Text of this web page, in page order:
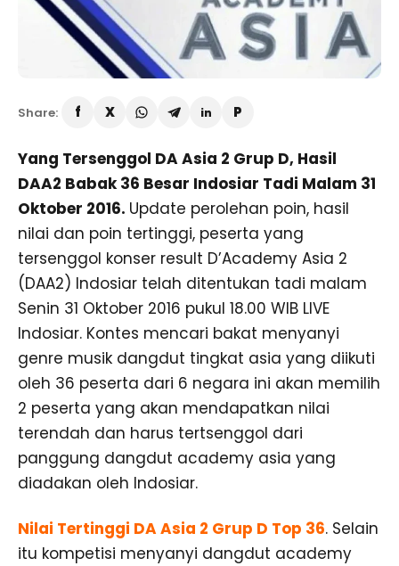
Share:
Yang Tersenggol DA Asia 2 Grup D, Hasil
DAA2 Babak 36 Besar Indosiar Tadi Malam 31
Oktober 2016. Update perolehan poin, hasil
nilai dan poin tertinggi, peserta yang
tersenggol konser result D’Academy Asia 2
(DAA2) Indosiar telah ditentukan tadi malam
Senin 31 Oktober 2016 pukul 18.00 WIB LIVE
Indosiar. Kontes mencari bakat menyanyi
genre musik dangdut tingkat asia yang diikuti
oleh 36 peserta dari 6 negara ini akan memilih
2 peserta yang akan mendapatkan nilai
terendah dan harus tertsenggol dari
panggung dangdut academy asia yang
diadakan oleh Indosiar.
Nilai Tertinggi DA Asia 2 Grup D Top 36. Selain
itu kompetisi menyanyi dangdut academy